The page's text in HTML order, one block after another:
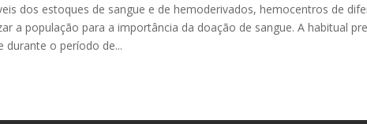
dos estoques de sangue e de hemoderivados, hemocentros de
a população para a importância da doação de sangue. A habitual
durante o período de...